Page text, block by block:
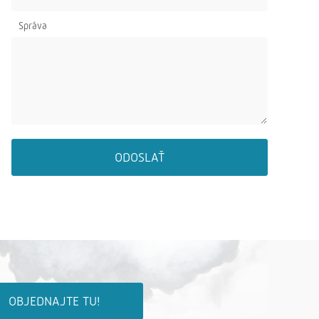
Správa
ODOSLAŤ
OBJEDNAJTE TU!